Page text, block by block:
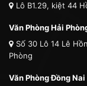
Lô B1.29, kiệt 44
Văn Phòng Hải
Số 30 Lô 14 Lê
Phòng
Văn Phòng Đồng Nai